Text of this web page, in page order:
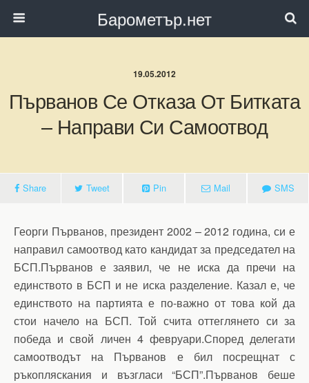
Барометър.нет
19.05.2012
Първанов Се Отказа От Битката
– Направи Си Самоотвод
Share Tweet Pin Mail SMS
Георги Първанов, президент 2002 – 2012 година, си е
направил самоотвод като кандидат за председател на
БСП.Първанов е заявил, че не иска да пречи на
единството в БСП и не иска разделение. Казал е, че
единството на партията е по-важно от това кой да
стои начело на БСП. Той счита оттеглянето си за
победа и свой личен 4 февруари.Според делегати
самоотводът на Първанов е бил посрещнат с
ръкопляскания и възгласи “БСП”.Първанов беше